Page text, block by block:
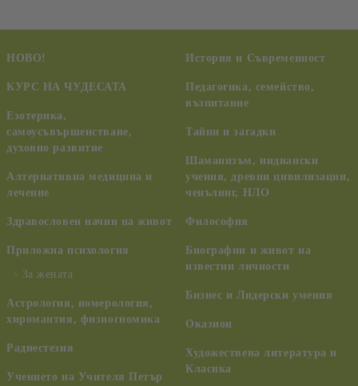
НОВО!
КУРС НА ЧУДЕСАТА
Езотерика,
самоусъвършенстване,
духовно развитие
Алтернативна медицина и
лечение
Здравословен начин на живот
Приложна психология
За жената
Астрология, номерология,
хиромантия, физиогномика
Радиестезия
Учението на Учителя Петър
История и Съвременност
Педагогика, семейство,
възпитание
Тайни и загадки
Шаманизъм, индиански
учения, древни цивилизации,
ченълинг, НЛО
Философия
Биографии и живот на
известни личности
Бизнес и Лидерски умения
Оказион
Художествена литература и
Класика